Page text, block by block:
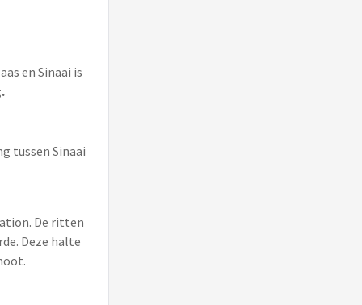
en Sinaai is
tussen Sinaai
De ritten
Deze halte